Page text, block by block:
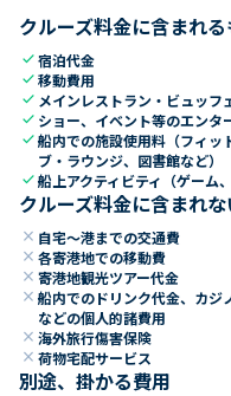
クルーズ料金に含まれ
check宿泊代金
check移動費用
check メインレストラン・ビュッ
check ショー、イベント等のエンタ
check船内での施設使用料（フィッ
ブ・ラウンジ、図書館など）
check船上アクティビティ（ゲーム
クルーズ料金に含まれ
close 自宅～港までの交通費
close 各寄港地での移動費
close 寄港地観光ツアー代金
close 船内でのドリンク代金、カ
などの個人的諸費用
close 海外旅行傷害保険
close 荷物宅配サービス
別途、掛かる費用